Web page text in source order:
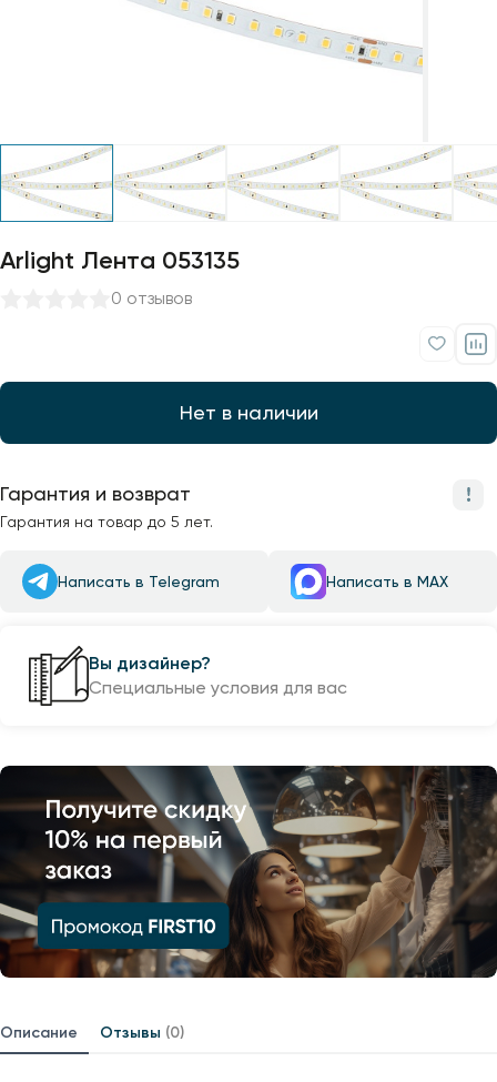
Arlight Лента 053135
0 отзывов
Нет в наличии
Гарантия и возврат
Гарантия на товар до 5 лет.
Написать в Telegram Написать в MAX
Вы дизайнер?
Специальные условия для вас
Описание Отзывы (0)
Профили для ленты